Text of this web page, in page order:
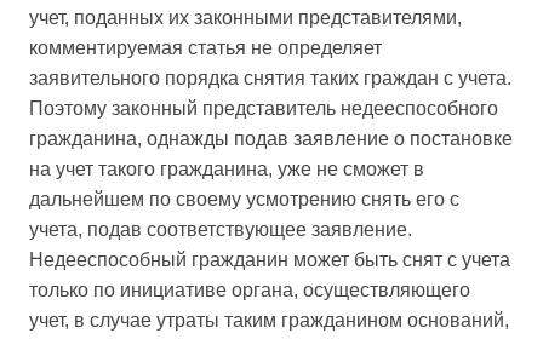
учет, поданных их законными представителями,
комментируемая статья не определяет
заявительного порядка снятия таких граждан с учета.
Поэтому законный представитель недееспособного
гражданина, однажды подав заявление о постановке
на учет такого гражданина, уже не сможет в
дальнейшем по своему усмотрению снять его с
учета, подав соответствующее заявление.
Недееспособный гражданин может быть снят с учета
только по инициативе органа, осуществляющего
учет, в случае утраты таким гражданином оснований,